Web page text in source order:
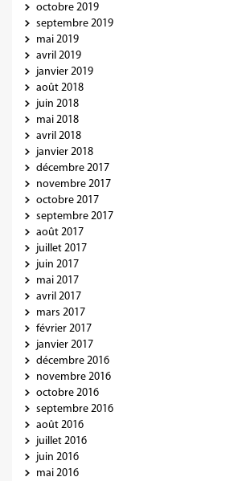
octobre 2019
septembre 2019
mai 2019
avril 2019
janvier 2019
août 2018
juin 2018
mai 2018
avril 2018
janvier 2018
décembre 2017
novembre 2017
octobre 2017
septembre 2017
août 2017
juillet 2017
juin 2017
mai 2017
avril 2017
mars 2017
février 2017
janvier 2017
décembre 2016
novembre 2016
octobre 2016
septembre 2016
août 2016
juillet 2016
juin 2016
mai 2016